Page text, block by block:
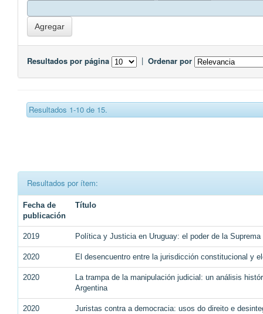
Resultados por página | Ordenar por
Resultados 1-10 de 15.
Resultados por ítem:
Fecha de
publicación
Título
2019 Política y Justicia en Uruguay: el poder de la
2020 El desencuentro entre la jurisdicción constitucional y
2020
La trampa de la manipulación judicial: un análisis
Argentina
2020 Juristas contra a democracia: usos do direito e